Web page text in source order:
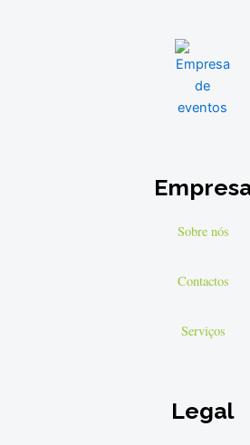
Sobre nós
Contactos
Serviços
Legal